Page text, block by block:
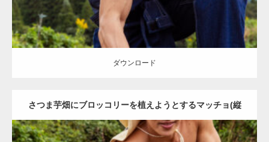
ダウンロード
さつま芋畑にブロッコリーを植えようとするマッチョ(縦
型写真)